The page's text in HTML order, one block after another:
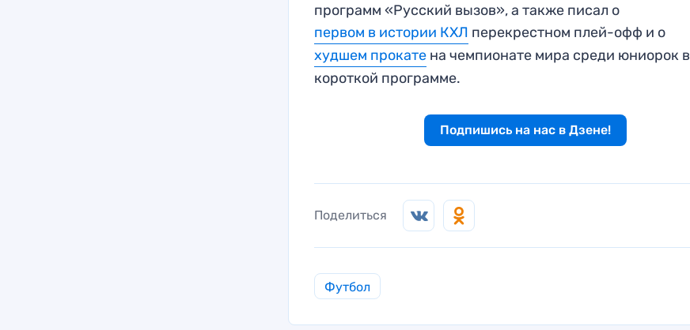
программ «Русский вызов», а также писал о
первом в истории КХЛ перекрестном плей-офф и о
худшем прокате на чемпионате мира среди юниорок в
короткой программе.
Подпишись на нас в Дзене!
Поделиться
Футбол